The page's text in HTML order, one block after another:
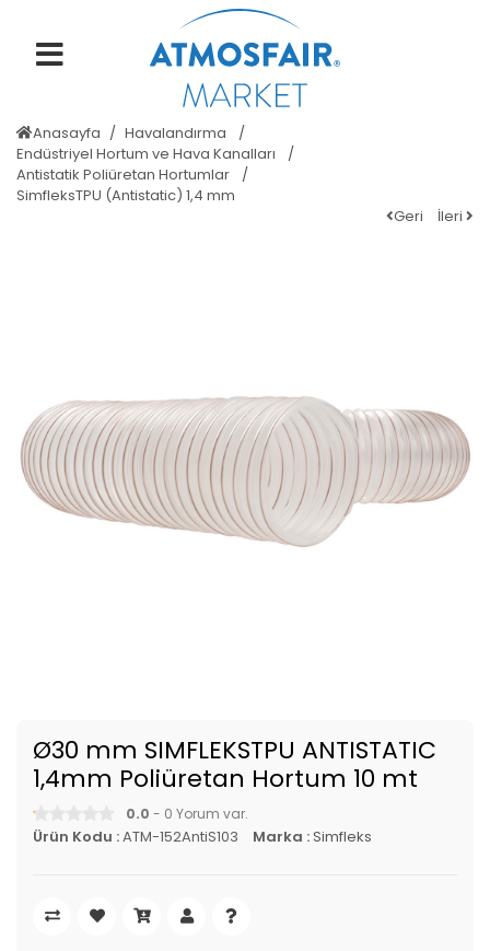
Anasayfa
Havalandırma
Endüstriyel Hortum ve Hava Kanalları
Antistatik Poliüretan Hortumlar
SimfleksTPU (Antistatic) 1,4 mm
Geri
İleri
Ø30 mm SIMFLEKSTPU ANTISTATIC
1,4mm Poliüretan Hortum 10 mt
0.0 - 0 Yorum var.
Ürün Kodu :ATM-152AntiS103 Marka :Simfleks